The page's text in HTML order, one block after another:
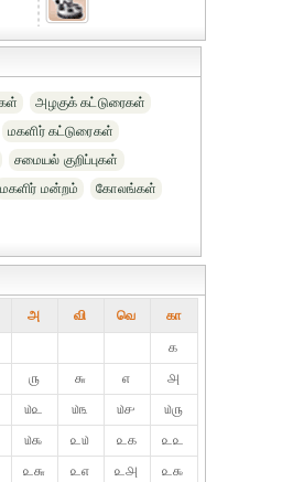
அழகுக் கட்டுரைகள்
மகளிர் கட்டுரைகள்
சமையல் குறிப்புகள்
மகளிர் மன்றம்
கோலங்கள்
அ வி வெ கா
௧
௫ ௬ ௭
௮
௰௨ ௰௩ ௰௪
௰௫
௰௯ ௨௰ ௨௧
௨௨
௨௬ ௨௭ ௨௮
௨௯